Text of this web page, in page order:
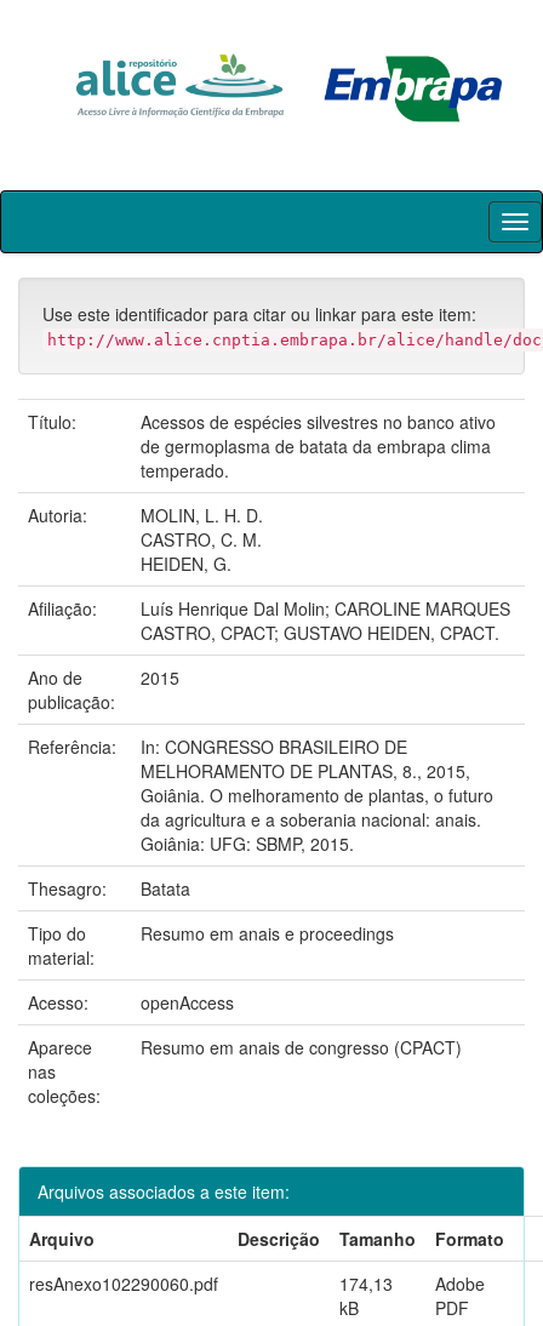
Skip
Use este identificador para citar ou linkar para este item:
http://www.alice.cnptia.embrapa.br/alice/handle/doc/
Título:
Acessos de espécies silvestres no banco ativo
de germoplasma de batata da embrapa clima
temperado.
Autoria:
MOLIN, L. H. D.
CASTRO, C. M.
HEIDEN, G.
Afiliação:
Luís Henrique Dal Molin; CAROLINE MARQUES
CASTRO, CPACT; GUSTAVO HEIDEN, CPACT.
Ano de
publicação:
2015
Referência:
In: CONGRESSO BRASILEIRO DE
MELHORAMENTO DE PLANTAS, 8., 2015,
Goiânia. O melhoramento de plantas, o futuro
da agricultura e a soberania nacional: anais.
Goiânia: UFG: SBMP, 2015.
Thesagro:
Batata
Tipo do
material:
Resumo em anais e proceedings
Acesso:
openAccess
Aparece
nas
coleções:
Resumo em anais de congresso (CPACT)
Arquivos associados a este item:
Arquivo
Descrição Tamanho
Formato
resAnexo102290060.pdf
174,13
kB
Adobe
PDF